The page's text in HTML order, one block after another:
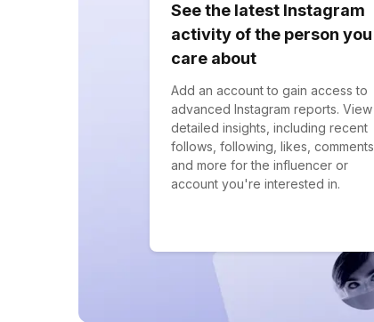
See the latest Instagram
activity of the person you
care about
Add an account to gain access to
advanced Instagram reports. View
detailed insights, including recent
follows, following, likes, comments,
and more for the influencer or
account you're interested in.